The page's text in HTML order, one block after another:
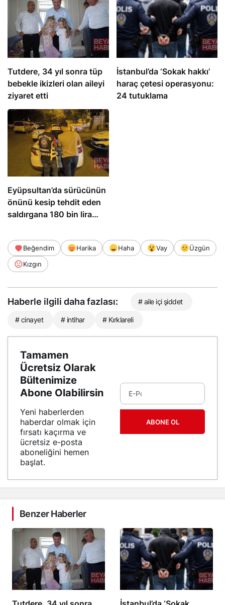
Tutdere, 34 yıl sonra tüp
bebekle ikizleri olan aileyi
ziyaret etti
İstanbul’da ‘Sokak hakkı’
haraç çetesi operasyonu:
24 tutuklama
Eyüpsultan’da sürücünün
önünü kesip tehdit eden
saldırgana 180 bin lira
Beğendim Harika Haha Vay
Üzgün
Kızgın
Haberle ilgili daha fazlası: # aile içi şiddet
# cinayet # intihar # Kırklareli
Tamamen
Ücretsiz Olarak
Bültenimize
Abone Olabilirsin
Yeni haberlerden
haberdar olmak için
fırsatı kaçırma ve
ücretsiz e-posta
aboneliğini hemen
başlat.
ABONE OL
Benzer Haberler